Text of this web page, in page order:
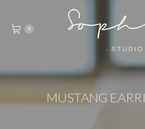
0
MUSTANG